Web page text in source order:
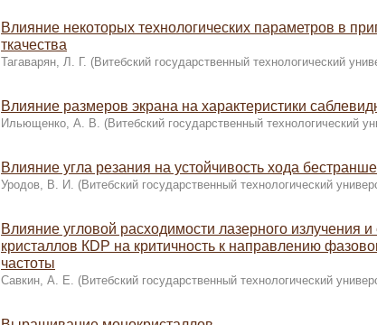
Влияние некоторых технологических параметров в
ткачества
Тагаварян, Л. Г. (Витебский государственный технологический
Влияние размеров экрана на характеристики
Ильющенко, А. В. (Витебский государственный технологический
Влияние угла резания на устойчивость хода
Уродов, В. И. (Витебский государственный технологический
Влияние угловой расходимости лазерного излучения
кристаллов КDP на критичность к направлению
частоты
Савкин, А. Е. (Витебский государственный технологический